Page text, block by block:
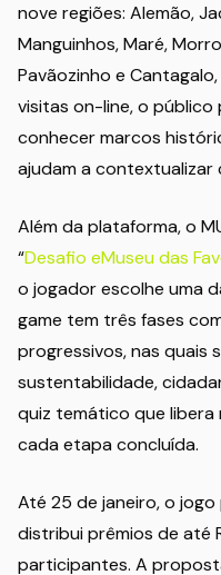
nove regiões: Alemão,
Manguinhos, Maré,
Pavãozinho e
visitas on-line, o
conhecer marcos
ajudam a
Além da plataforma, o
“Desafio eMuseu das
o jogador escolhe uma
game tem três fases
progressivos, nas quais
sustentabilidade,
quiz temático que
cada etapa concluída.
Até 25 de janeiro, o
distribui prêmios de até
participantes. A